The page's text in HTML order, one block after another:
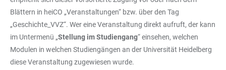
Blättern in heiCO „Veranstaltungen“ bzw. über den Tag
„Geschichte_VVZ“. Wer eine Veranstaltung direkt aufruft, der kann
im Untermenü „Stellung im Studiengang“ einsehen, welchen
Modulen in welchen Studiengängen an der Universität Heidelberg
diese Veranstaltung zugewiesen wurde.